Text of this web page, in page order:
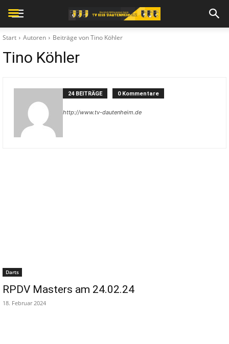
Start Autoren Beiträge von Tino Köhler
Tino Köhler
24 BEITRÄGE 0 Kommentare
http://www.tv-dautenheim.de
Darts
RPDV Masters am 24.02.24
18. Februar 2024